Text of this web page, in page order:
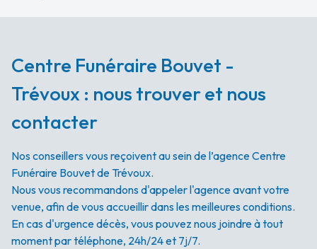
Centre Funéraire Bouvet -
Trévoux : nous trouver et nous
contacter
Nos conseillers vous reçoivent au sein de l’agence Centre
Funéraire Bouvet de Trévoux.
Nous vous recommandons d'appeler l'agence avant votre
venue, afin de vous accueillir dans les meilleures conditions.
En cas d'urgence décès, vous pouvez nous joindre à tout
moment par téléphone, 24h/24 et 7j/7.